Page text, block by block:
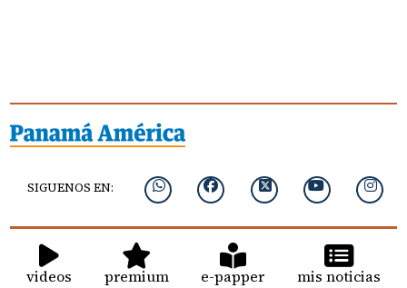
SIGUENOS EN:
videos premium e-papper mis noticias